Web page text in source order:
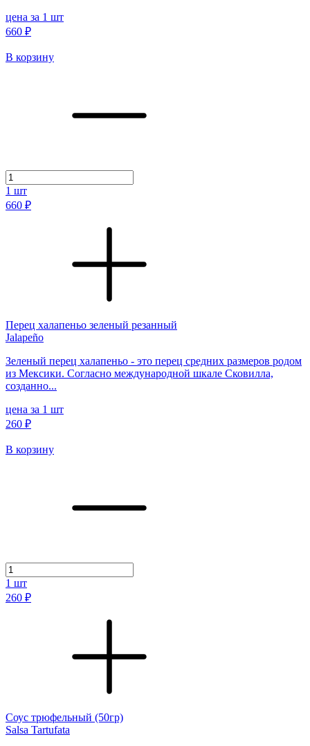
цена за 1 шт
660 ₽
В корзину
1 шт
660 ₽
Перец халапеньо зеленый резанный
Jalapeño
Зеленый перец халапеньо - это перец средних размеров родом
из Мексики. Согласно международной шкале Сковилла,
созданно...
цена за 1 шт
260 ₽
В корзину
1 шт
260 ₽
Соус трюфельный (50гр)
Salsa Tartufata